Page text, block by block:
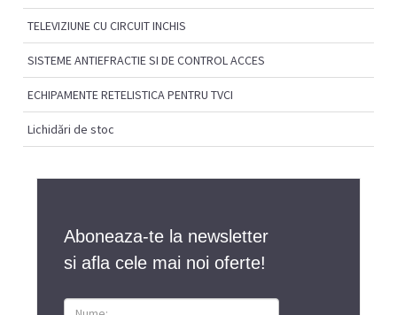
TELEVIZIUNE CU CIRCUIT INCHIS
SISTEME ANTIEFRACTIE SI DE CONTROL ACCES
ECHIPAMENTE RETELISTICA PENTRU TVCI
Lichidări de stoc
Aboneaza-te la newsletter
si afla cele mai noi oferte!